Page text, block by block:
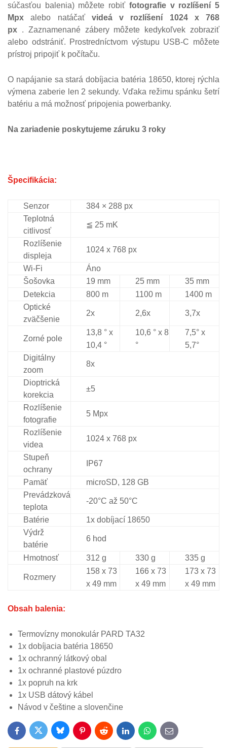
súčasťou balenia) môžete robiť fotografie v rozlíšení 5
Mpx alebo natáčať videá v rozlíšení 1024 x 768
px . Zaznamenané zábery môžete kedykoľvek zobraziť
alebo odstrániť. Prostredníctvom výstupu USB-C môžete
prístroj pripojiť k počítaču.
O napájanie sa stará dobíjacia batéria 18650, ktorej rýchla
výmena zaberie len 2 sekundy. Vďaka režimu spánku šetrí
batériu a má možnosť pripojenia powerbanky.
Na zariadenie poskytujeme záruku 3 roky
Špecifikácia:
Senzor
384 × 288 px
Teplotná
citlivosť
≦ 25 mK
Rozlíšenie
displeja
1024 x 768 px
Wi-Fi
Áno
Šošovka
19 mm 25 mm
35 mm
Detekcia
800 m 1100 m
1400 m
Optické
zväčšenie
2x 2,6x 3,7x
Zorné pole
13,8 ° x
10,4 °
10,6 ° x 8
°
7,5° x
5,7°
Digitálny
zoom
8x
Dioptrická
korekcia
±5
Rozlíšenie
fotografie
5 Mpx
Rozlíšenie
videa
1024 x 768 px
Stupeň
ochrany
IP67
Pamäť
microSD, 128 GB
Prevádzková
teplota
-20°C až 50°C
Batérie
1x dobíjací 18650
Výdrž
batérie
6 hod
Hmotnosť 312 g 330 g 335 g
Rozmery
158 x 73
x 49 mm
166 x 73
x 49 mm
173 x 73
x 49 mm
Obsah balenia:
Termovízny monokulár PARD TA32
1x dobíjacia batéria 18650
1x ochranný látkový obal
1x ochranné plastové púzdro
1x popruh na krk
1x USB dátový kábel
Návod v češtine a slovenčine
FacebookTwitterBlueskyPinterestReddit LinkedInWhatsApp
E-
mail